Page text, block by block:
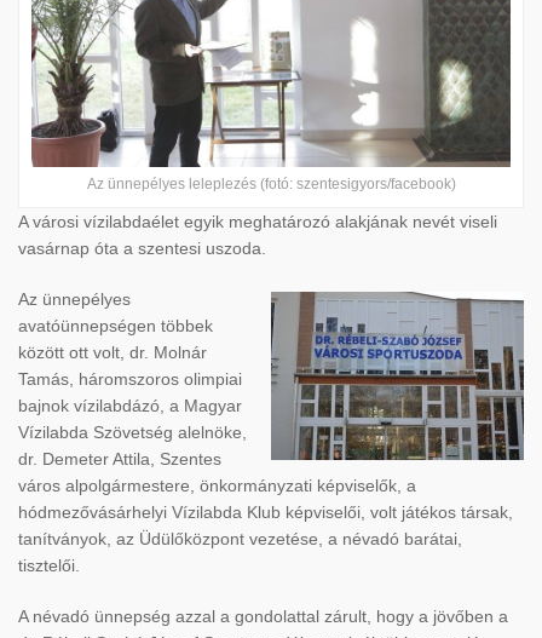
Az ünnepélyes leleplezés (fotó: szentesigyors/facebook)
A városi vízilabdaélet egyik meghatározó alakjának nevét viseli
vasárnap óta a szentesi uszoda.
Az ünnepélyes
avatóünnepségen többek
között ott volt, dr. Molnár
Tamás, háromszoros olimpiai
bajnok vízilabdázó, a Magyar
Vízilabda Szövetség alelnöke,
dr. Demeter Attila, Szentes
város alpolgármestere, önkormányzati képviselők, a
hódmezővásárhelyi Vízilabda Klub képviselői, volt játékos társak,
tanítványok, az Üdülőközpont vezetése, a névadó barátai,
tisztelői.
A névadó ünnepség azzal a gondolattal zárult, hogy a jövőben a